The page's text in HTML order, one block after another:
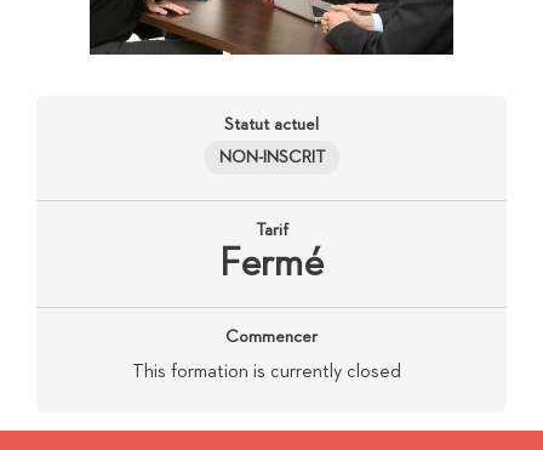
Statut actuel
NON-INSCRIT
Tarif
Fermé
Commencer
This formation is currently closed